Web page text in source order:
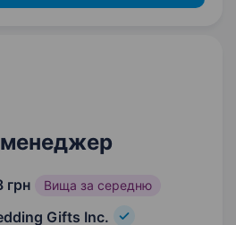
грн Вища за середню
Gifts Inc.